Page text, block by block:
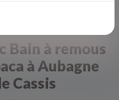
Bain à remous
à Aubagne
Cassis